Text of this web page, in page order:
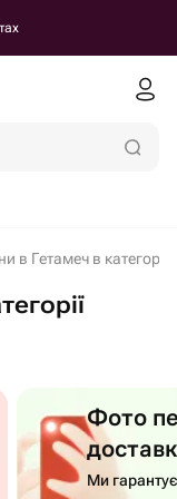
в Гетамеч в категорії
Фото
Ми